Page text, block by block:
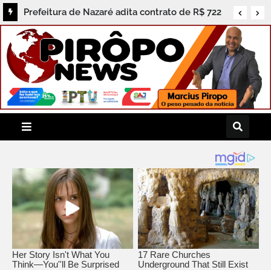
Prefeitura de Nazaré adita contrato de R$ 722
mil e população cobra prestação de contas dos
serviços